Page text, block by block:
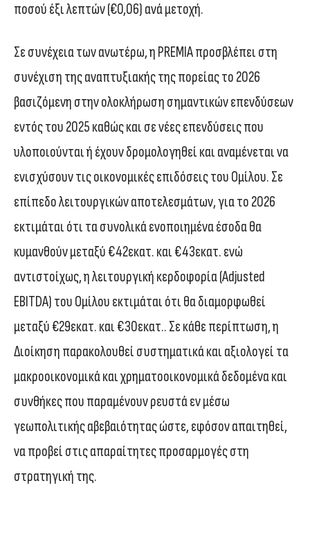
ποσού έξι λεπτών (€0,06) ανά μετοχή.
Σε συνέχεια των ανωτέρω, η PREMIA προσβλέπει στη
συνέχιση της αναπτυξιακής της πορείας το 2026
βασιζόμενη στην ολοκλήρωση σημαντικών επενδύσεων
εντός του 2025 καθώς και σε νέες επενδύσεις που
υλοποιούνται ή έχουν δρομολογηθεί και αναμένεται να
ενισχύσουν τις οικονομικές επιδόσεις του Ομίλου. Σε
επίπεδο λειτουργικών αποτελεσμάτων, για το 2026
εκτιμάται ότι τα συνολικά ενοποιημένα έσοδα θα
κυμανθούν μεταξύ €42εκατ. και €43εκατ. ενώ
αντιστοίχως, η λειτουργική κερδοφορία (Adjusted
EBITDA) του Ομίλου εκτιμάται ότι θα διαμορφωθεί
μεταξύ €29εκατ. και €30εκατ.. Σε κάθε περίπτωση, η
Διοίκηση παρακολουθεί συστηματικά και αξιολογεί τα
μακροοικονομικά και χρηματοοικονομικά δεδομένα και
συνθήκες που παραμένουν ρευστά εν μέσω
γεωπολιτικής αβεβαιότητας ώστε, εφόσον απαιτηθεί,
να προβεί στις απαραίτητες προσαρμογές στη
στρατηγική της.